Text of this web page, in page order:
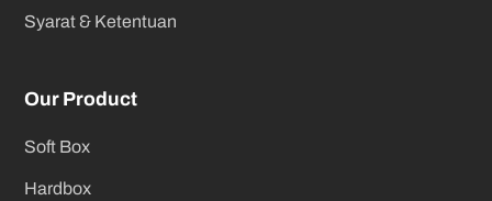
Syarat & Ketentuan
Our Product
Soft Box
Hardbox